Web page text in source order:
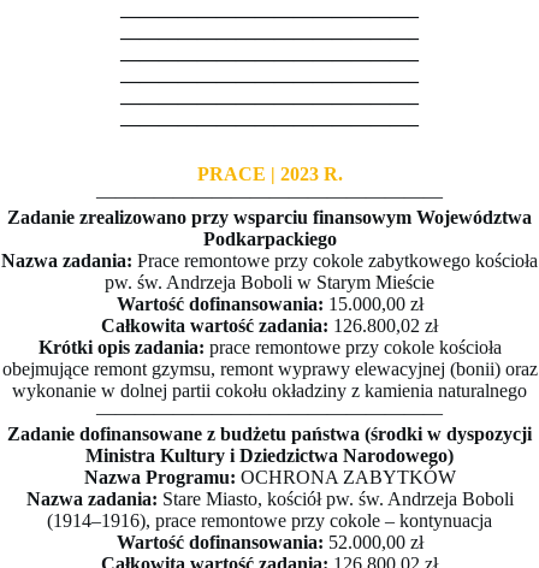
———————————————–
———————————————–
———————————————–
———————————————–
———————————————–
———————————————–
PRACE | 2023 R.
——————————————————
Zadanie zrealizowano przy wsparciu finansowym Województwa
Podkarpackiego
Nazwa zadania: Prace remontowe przy cokole zabytkowego kościoła
pw. św. Andrzeja Boboli w Starym Mieście
Wartość dofinansowania: 15.000,00 zł
Całkowita wartość zadania: 126.800,02 zł
Krótki opis zadania: prace remontowe przy cokole kościoła
obejmujące remont gzymsu, remont wyprawy elewacyjnej (bonii) oraz
wykonanie w dolnej partii cokołu okładziny z kamienia naturalnego
——————————————————
Zadanie dofinansowane z budżetu państwa (środki w dyspozycji
Ministra Kultury i Dziedzictwa Narodowego)
Nazwa Programu: OCHRONA ZABYTKÓW
Nazwa zadania: Stare Miasto, kościół pw. św. Andrzeja Boboli
(1914–1916), prace remontowe przy cokole – kontynuacja
Wartość dofinansowania: 52.000,00 zł
Całkowita wartość zadania: 126.800,02 zł